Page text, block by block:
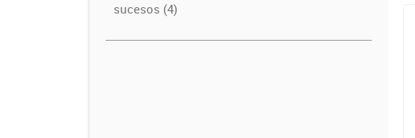
sucesos (4)